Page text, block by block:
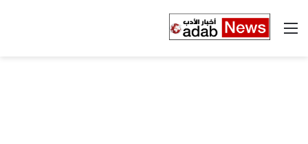
القائمة